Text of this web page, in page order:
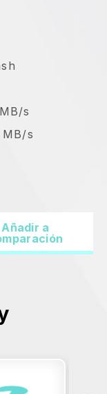
s
s
Añadir a